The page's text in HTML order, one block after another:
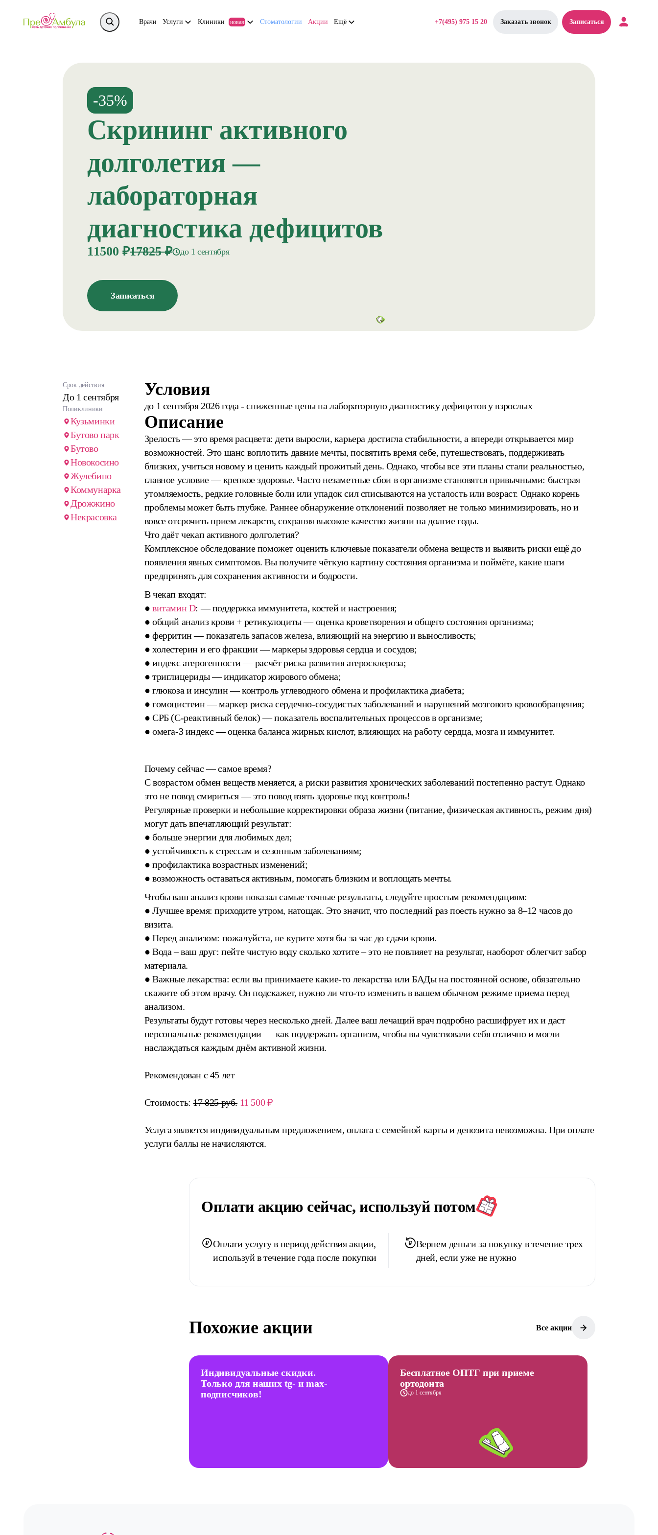
Врачи Услуги Клиники новая Стоматологии Акции Ещё +7(495) 975 15 20 Заказать звонок Записаться
-35%
Скрининг активного
долголетия —
лабораторная
диагностика дефицитов
11500 ₽17825 ₽ до 1 сентября
Записаться
Срок действия
До 1 сентября
Поликлиники
Кузьминки
Бутово парк
Бутово
Новокосино
Жулебино
Коммунарка
Дрожжино
Некрасовка
Условия
до 1 сентября 2026 года - сниженные цены на лабораторную диагностику дефицитов у взрослых
Описание
Зрелость — это время расцвета: дети выросли, карьера достигла стабильности, а впереди открывается мир
возможностей. Это шанс воплотить давние мечты, посвятить время себе, путешествовать, поддерживать
близких, учиться новому и ценить каждый прожитый день. Однако, чтобы все эти планы стали реальностью,
главное условие — крепкое здоровье. Часто незаметные сбои в организме становятся привычными: быстрая
утомляемость, редкие головные боли или упадок сил списываются на усталость или возраст. Однако корень
проблемы может быть глубже. Раннее обнаружение отклонений позволяет не только минимизировать, но и
вовсе отсрочить прием лекарств, сохраняя высокое качество жизни на долгие годы.
Что даёт чекап активного долголетия?
Комплексное обследование поможет оценить ключевые показатели обмена веществ и выявить риски ещё до
появления явных симптомов. Вы получите чёткую картину состояния организма и поймёте, какие шаги
предпринять для сохранения активности и бодрости.
В чекап входят:
● витамин D: — поддержка иммунитета, костей и настроения;
● общий анализ крови + ретикулоциты — оценка кроветворения и общего состояния организма;
● ферритин — показатель запасов железа, влияющий на энергию и выносливость;
● холестерин и его фракции — маркеры здоровья сердца и сосудов;
● индекс атерогенности — расчёт риска развития атеросклероза;
● триглицериды — индикатор жирового обмена;
● глюкоза и инсулин — контроль углеводного обмена и профилактика диабета;
● гомоцистеин — маркер риска сердечно-сосудистых заболеваний и нарушений мозгового кровообращения;
● СРБ (С-реактивный белок) — показатель воспалительных процессов в организме;
● омега-3 индекс — оценка баланса жирных кислот, влияющих на работу сердца, мозга и иммунитет.
Почему сейчас — самое время?
С возрастом обмен веществ меняется, а риски развития хронических заболеваний постепенно растут. Однако
это не повод смириться — это повод взять здоровье под контроль!
Регулярные проверки и небольшие корректировки образа жизни (питание, физическая активность, режим дня)
могут дать впечатляющий результат:
● больше энергии для любимых дел;
● устойчивость к стрессам и сезонным заболеваниям;
● профилактика возрастных изменений;
● возможность оставаться активным, помогать близким и воплощать мечты.
Чтобы ваш анализ крови показал самые точные результаты, следуйте простым рекомендациям:
● Лучшее время: приходите утром, натощак. Это значит, что последний раз поесть нужно за 8–12 часов до
визита.
● Перед анализом: пожалуйста, не курите хотя бы за час до сдачи крови.
● Вода – ваш друг: пейте чистую воду сколько хотите – это не повлияет на результат, наоборот облегчит забор
материала.
● Важные лекарства: если вы принимаете какие-то лекарства или БАДы на постоянной основе, обязательно
скажите об этом врачу. Он подскажет, нужно ли что-то изменить в вашем обычном режиме приема перед
анализом.
Результаты будут готовы через несколько дней. Далее ваш лечащий врач подробно расшифрует их и даст
персональные рекомендации — как поддержать организм, чтобы вы чувствовали себя отлично и могли
наслаждаться каждым днём активной жизни.
Рекомендован с 45 лет
Стоимость:17 825 руб. 11 500 ₽
Услуга является индивидуальным предложением, оплата с семейной карты и депозита невозможна. При оплате
услуги баллы не начисляются.
Оплати акцию сейчас, используй потом
Оплати услугу в период действия акции,
используй в течение года после покупки
Вернем деньги за покупку в течение трех
дней, если уже не нужно
Похожие акции Все акции
Индивидуальные скидки.
Только для наших tg- и max-
подписчиков!
Бесплатное ОПТГ при приеме
ортодонта
до 1 сентября